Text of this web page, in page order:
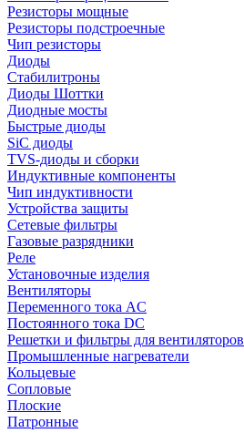
Резисторы мощные
Резисторы подстроечные
Чип резисторы
Диоды
Стабилитроны
Диоды Шоттки
Диодные мосты
Быстрые диоды
SiC диоды
TVS-диоды и сборки
Индуктивные компоненты
Чип индуктивности
Устройства защиты
Сетевые фильтры
Газовые разрядники
Реле
Установочные изделия
Вентиляторы
Переменного тока AC
Постоянного тока DC
Решетки и фильтры для вентиляторов
Промышленные нагреватели
Кольцевые
Сопловые
Плоские
Патронные